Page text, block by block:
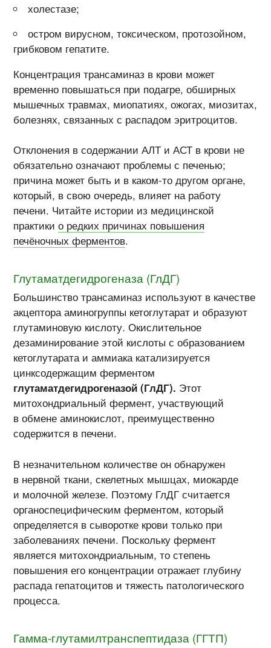
холестазе;
остром вирусном, токсическом, протозойном,
грибковом гепатите.
Концентрация трансаминаз в крови может
временно повышаться при подагре, обширных
мышечных травмах, миопатиях, ожогах, миозитах,
болезнях, связанных с распадом эритроцитов.
Отклонения в содержании АЛТ и АСТ в крови не
обязательно означают проблемы с печенью;
причина может быть и в каком-то другом органе,
который, в свою очередь, влияет на работу
печени. Читайте истории из медицинской
практикио редких причинах повышения
печёночных ферментов.
Глутаматдегидрогеназа (ГлДГ)
Большинство трансаминаз используют в качестве
акцептора аминогруппы кетоглутарат и образуют
глутаминовую кислоту. Окислительное
дезаминирование этой кислоты с образованием
кетоглутарата и аммиака катализируется
цинксодержащим ферментом
глутаматдегидрогеназой (ГлДГ). Этот
митохондриальный фермент, участвующий
в обмене аминокислот, преимущественно
содержится в печени.
В незначительном количестве он обнаружен
в нервной ткани, скелетных мышцах, миокарде
и молочной железе. Поэтому ГлДГ считается
органоспецифическим ферментом, который
определяется в сыворотке крови только при
заболеваниях печени. Поскольку фермент
является митохондриальным, то степень
повышения его концентрации отражает глубину
распада гепатоцитов и тяжесть патологического
процесса.
Гамма-глутамилтранспептидаза (ГГТП)